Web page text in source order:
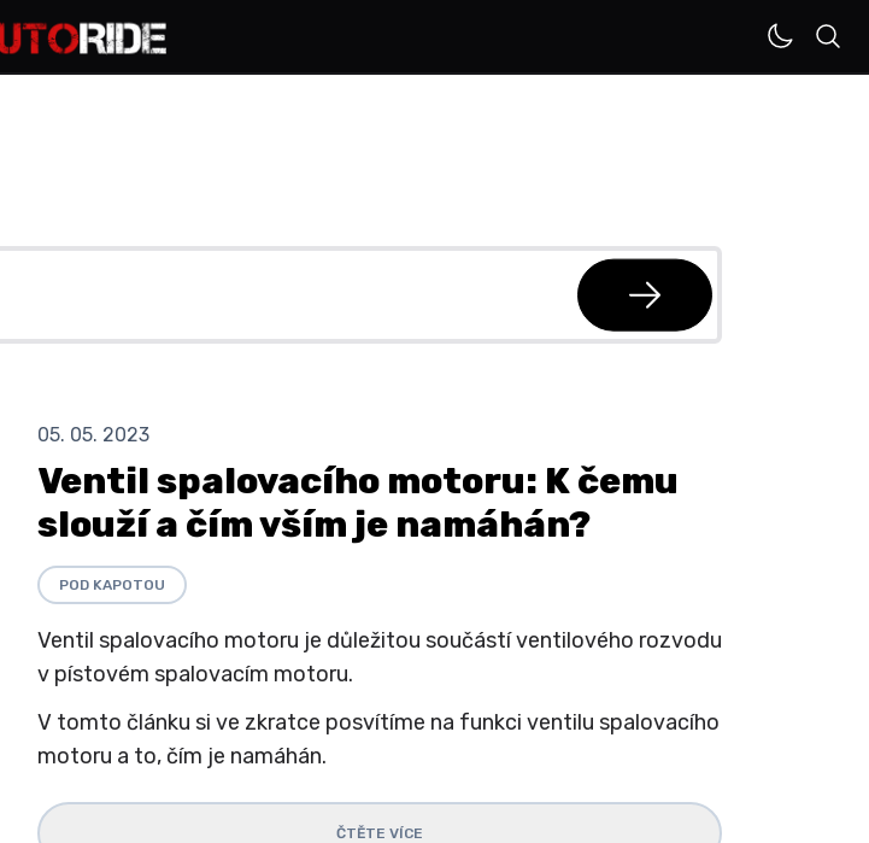
05. 05. 2023
Ventil spalovacího motoru: K čemu
slouží a čím vším je namáhán?
POD KAPOTOU
Ventil spalovacího motoru je důležitou součástí ventilového rozvodu
v pístovém spalovacím motoru.
V tomto článku si ve zkratce posvítíme na funkci ventilu spalovacího
motoru a to, čím je namáhán.
ČTĚTE VÍCE